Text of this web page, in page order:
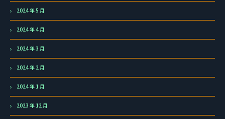
2024 年 5 月
2024 年 4 月
2024 年 3 月
2024 年 2 月
2024 年 1 月
2023 年 12 月